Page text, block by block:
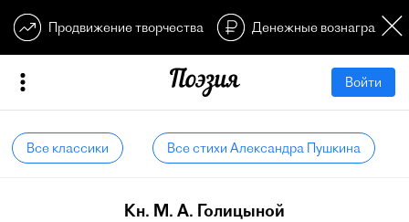
Продвижение творчества Денежные
Войти
Все классики Все стихи Александра Пушкина
Кн. М. А. Голицыной